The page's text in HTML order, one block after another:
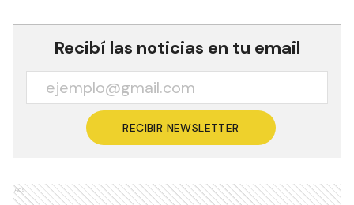
Recibí las noticias en tu email
RECIBIR NEWSLETTER
Ads